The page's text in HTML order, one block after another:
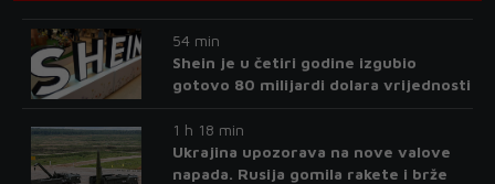
54 min
Shein je u četiri godine izgubio
gotovo 80 milijardi dolara vrijednosti
1 h 18 min
Ukrajina upozorava na nove valove
napada. Rusija gomila rakete i brže